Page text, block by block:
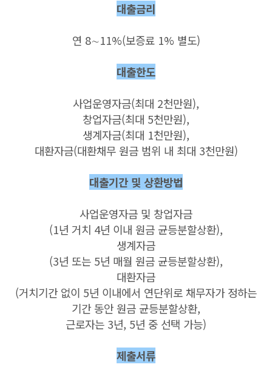
대출금리
연 8∼11%(보증료 1% 별도)
대출한도
사업운영자금(최대 2천만원),
창업자금(최대 5천만원),
생계자금(최대 1천만원),
대환자금(대환채무 원금 범위 내 최대 3천만원)
대출기간 및 상환방법
사업운영자금 및 창업자금
(1년 거치 4년 이내 원금 균등분할상환),
생계자금
(3년 또는 5년 매월 원금 균등분할상환),
대환자금
(거치기간 없이 5년 이내에서 연단위로 채무자가 정하는
기간 동안 원금 균등분할상환,
근로자는 3년, 5년 중 선택 가능)
제출서류